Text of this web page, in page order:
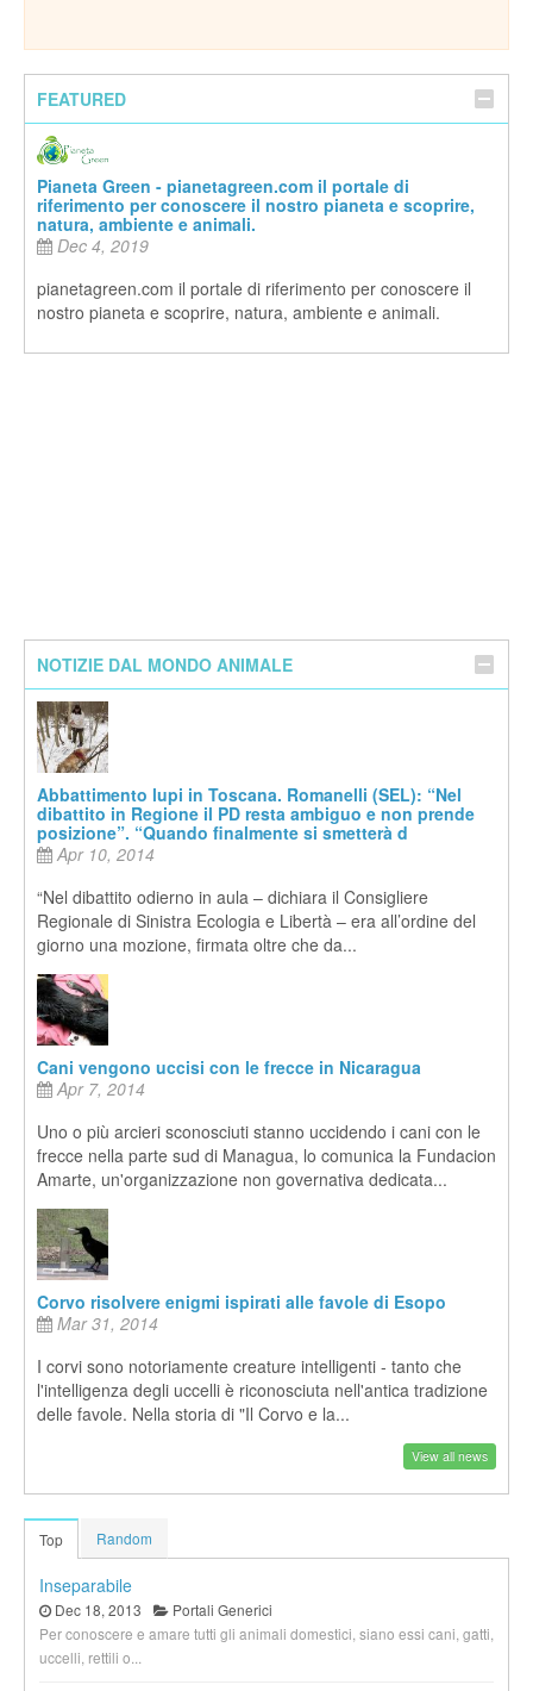
FEATURED
Pianeta Green - pianetagreen.com il portale di
riferimento per conoscere il nostro pianeta e scoprire,
natura, ambiente e animali.
Dec 4, 2019
pianetagreen.com il portale di riferimento per conoscere il
nostro pianeta e scoprire, natura, ambiente e animali.
NOTIZIE DAL MONDO ANIMALE
Abbattimento lupi in Toscana. Romanelli (SEL): “Nel
dibattito in Regione il PD resta ambiguo e non prende
posizione”. “Quando finalmente si smetterà d
Apr 10, 2014
“Nel dibattito odierno in aula – dichiara il Consigliere
Regionale di Sinistra Ecologia e Libertà – era all’ordine del
giorno una mozione, firmata oltre che da...
Cani vengono uccisi con le frecce in Nicaragua
Apr 7, 2014
Uno o più arcieri sconosciuti stanno uccidendo i cani con le
frecce nella parte sud di Managua, lo comunica la Fundacion
Amarte, un'organizzazione non governativa dedicata...
Corvo risolvere enigmi ispirati alle favole di Esopo
Mar 31, 2014
I corvi sono notoriamente creature intelligenti - tanto che
l'intelligenza degli uccelli è riconosciuta nell'antica tradizione
delle favole. Nella storia di "Il Corvo e la...
View all news
Top Random
Inseparabile
Dec 18, 2013
Portali Generici
Per conoscere e amare tutti gli animali domestici, siano essi cani, gatti,
uccelli, rettili o...